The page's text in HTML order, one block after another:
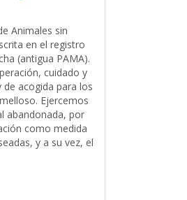
Animales sin
en el registro
(antigua PAMA).
cuidado y
acogida para los
Ejercemos
abandonada, por
como medida
y a su vez, el